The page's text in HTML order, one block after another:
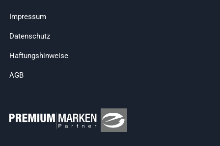
Impressum
Datenschutz
Haftungshinweise
AGB